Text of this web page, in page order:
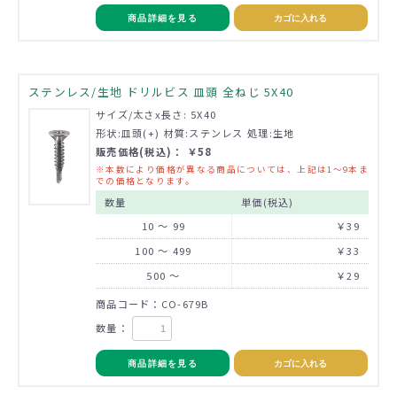
商品詳細を見る カゴに入れる
ステンレス/生地 ドリルビス 皿頭 全ねじ 5X40
サイズ/太さx長さ: 5X40
形状:皿頭(+) 材質:ステンレス 処理:生地
販売価格(税込)： ￥58
※本数により価格が異なる商品については、上記は1～9本ま
での価格となります。
数量
単価(税込)
10 ～ 99
￥39
100 ～ 499
￥33
500 ～
￥29
商品コード：CO-679B
数量：
商品詳細を見る カゴに入れる